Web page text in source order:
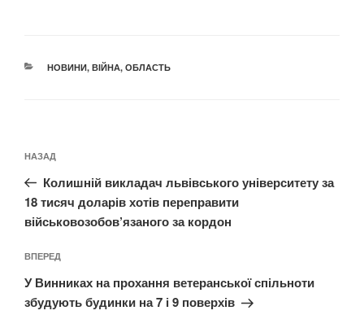
КАТЕГОРІЇ
НОВИНИ, ВІЙНА, ОБЛАСТЬ
записів
Попередній
запис:
НАЗАД
Колишній викладач львівського університету за
18 тисяч доларів хотів переправити
військовозобов’язаного за кордон
Наступний
запис
ВПЕРЕД
У Винниках на прохання ветеранської спільноти
збудують будинки на 7 і 9 поверхів